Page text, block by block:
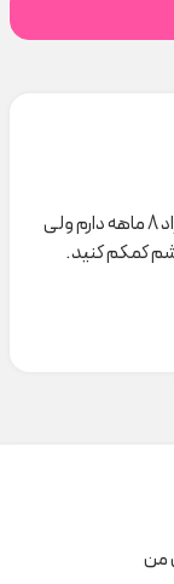
سلام ممنون بابت مطالب مفیدتون. من یک نوزاد 8 ماهه دارم ولی
کمکم کنید.
من